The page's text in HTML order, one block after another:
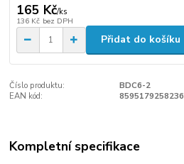
165 Kč/ks
136 Kč bez DPH
Přidat do košíku
Číslo produktu:
BDC6-2
EAN kód:
8595179258236
Kompletní specifikace